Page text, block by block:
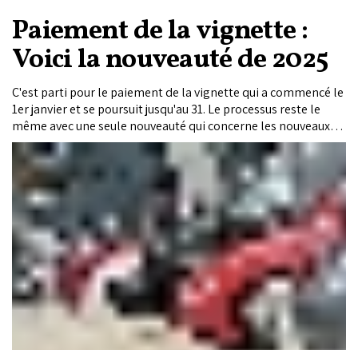
Paiement de la vignette :
Voici la nouveauté de 2025
C'est parti pour le paiement de la vignette qui a commencé le
1er janvier et se poursuit jusqu'au 31. Le processus reste le
même avec une seule nouveauté qui concerne les nouveaux
propriétaires de véhicules. Le délai de paiement de la taxe
spéciale annuelle sur les véhicules (TSAV) passe de 30 à 60
jours après le dépôt du dossier pour obtenir la carte grise.